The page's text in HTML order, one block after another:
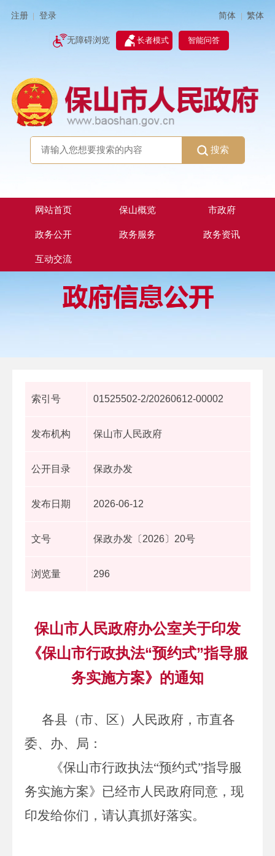
注册 登录 简体 | 繁体
无障碍浏览 长者模式 智能问答
搜索
网站首页 保山概览 市政府
政务公开 政务服务 政务资讯
互动交流
索引号 01525502-2/20260612-00002
发布机构 保山市人民政府
公开目录 保政办发
发布日期 2026-06-12
文号 保政办发〔2026〕20号
浏览量 296
保山市人民政府办公室关于印发
《保山市行政执法“预约式”指导服
务实施方案》的通知
各县（市、区）人民政府，市直各
委、办、局：
《保山市行政执法“预约式”指导服
务实施方案》已经市人民政府同意，现
印发给你们，请认真抓好落实。